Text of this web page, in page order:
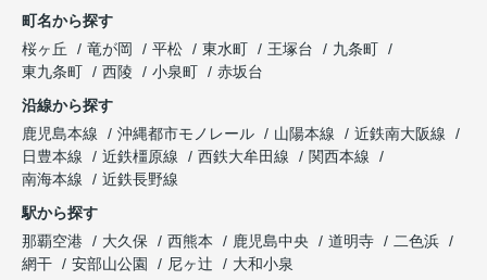
町名から探す
桜ヶ丘
竜が岡 平松 東水町 王塚台
九条町
東九条町
西陵 小泉町
赤坂台
沿線から探す
鹿児島本線
沖縄都市モノレール 山陽本線
近鉄南大阪線
日豊本線
近鉄橿原線 西鉄大牟田線
関西本線
南海本線
近鉄長野線
駅から探す
那覇空港
大久保 西熊本 鹿児島中央 道明寺
二色浜
網干
安部山公園 尼ヶ辻 大和小泉